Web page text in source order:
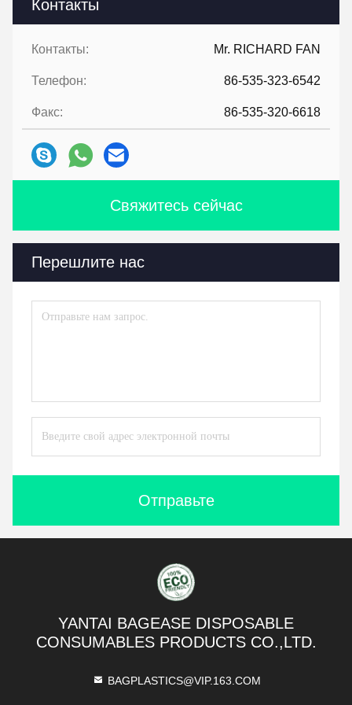
Контакты
Контакты: Mr. RICHARD FAN
Телефон: 86-535-323-6542
Факс: 86-535-320-6618
Свяжитесь сейчас
Перешлите нас
Отправьте
YANTAI BAGEASE DISPOSABLE
CONSUMABLES PRODUCTS CO.,LTD.
BAGPLASTICS@VIP.163.COM